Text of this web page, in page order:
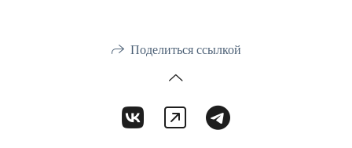
Поделиться ссылкой